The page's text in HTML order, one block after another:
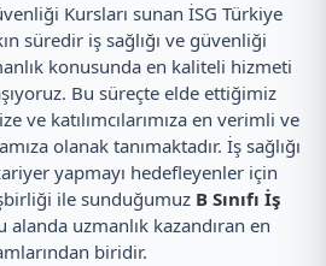
Kursları sunan İSG Türkiye
süredir iş sağlığı ve güvenliği
konusunda en kaliteli hizmeti
Bu süreçte elde ettiğimiz
ve katılımcılarımıza en verimli ve
olanak tanımaktadır. İş sağlığı
yapmayı hedefleyenler için
ile sunduğumuz B Sınıfı İş
alanda uzmanlık kazandıran en
biridir.